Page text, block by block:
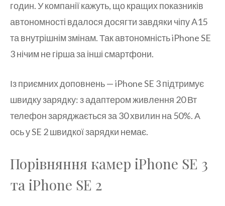
годин. У компанії кажуть, що кращих показників
автономності вдалося досягти завдяки чіпу A15
та внутрішнім змінам. Так автономність iPhone SE
3 нічим не гірша за інші смартфони.
Із приємних доповнень — iPhone SE 3 підтримує
швидку зарядку: з адаптером живлення 20 Вт
телефон заряджається за 30 хвилин на 50%. А
ось у SE 2 швидкої зарядки немає.
Порівняння камер iPhone SE 3
та iPhone SE 2